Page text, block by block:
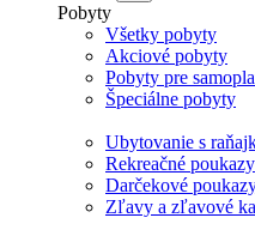
Pobyty
Všetky pobyty
Akciové pobyty
Pobyty pre
Špeciálne pobyty
Ubytovanie s
Rekreačné poukazy
Darčekové
Zľavy a zľavové